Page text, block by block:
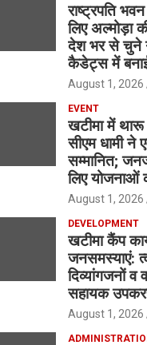
राष्ट्रपति
लिए अल्मोड़ा
देश भर से चुने
कैडेट्स में
August 1, 2026
EVENT
खटीमा में थारू
सीएम धामी ने
सम्मानित;
लिए योजनाओं
August 1, 2026
DEVELOPMENT
खटीमा कैंप
जनसमस्याएं:
दिव्यांगजनों व
सहायक
August 1, 2026